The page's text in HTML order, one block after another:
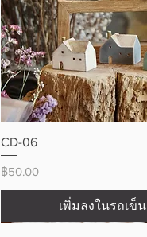
CD-06
ราคา
฿50.00
เพิ่มลงในรถเข็น